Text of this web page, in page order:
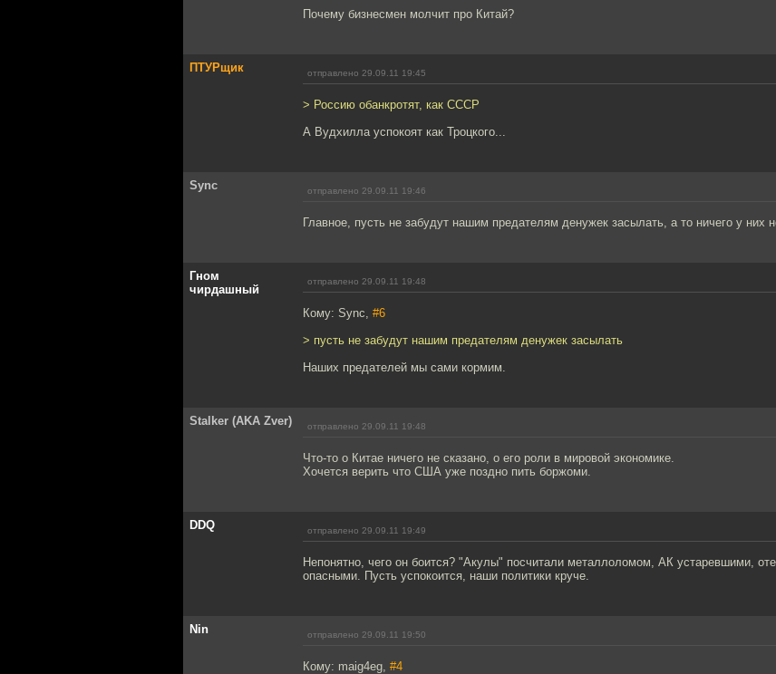
Почему бизнесмен молчит про Китай?
ПТУРщик отправлено 29.09.11 19:45
> Россию обанкротят, как СССР
А Вудхилла успокоят как Троцкого...
Sync отправлено 29.09.11 19:46
Главное, пусть не забудут нашим предателям денужек засылать, а то ничего у них
Гном
чирдашный
отправлено 29.09.11 19:48
Кому: Sync, #6
> пусть не забудут нашим предателям денужек засылать
Наших предателей мы сами кормим.
Stalker (AKA Zver) отправлено 29.09.11 19:48
Что-то о Китае ничего не сказано, о его роли в мировой экономике.
Хочется верить что США уже поздно пить боржоми.
DDQ отправлено 29.09.11 19:49
Непонятно, чего он боится? "Акулы" посчитали металлоломом, АК устаревшими,
опасными. Пусть успокоится, наши политики круче.
Nin отправлено 29.09.11 19:50
Кому: maig4eg, #4